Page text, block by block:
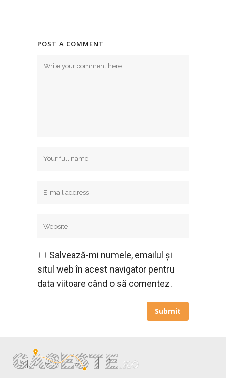
POST A COMMENT
Salvează-mi numele, emailul și
situl web în acest navigator pentru
data viitoare când o să comentez.